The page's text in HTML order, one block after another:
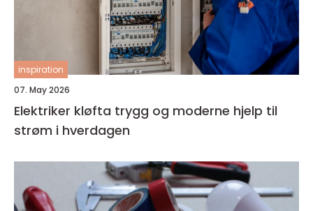
inspiration
07. May 2026
Elektriker kløfta trygg og moderne hjelp til
strøm i hverdagen